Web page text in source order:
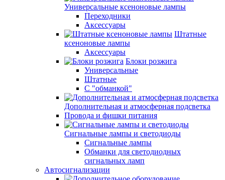
Универсальные ксеноновые лампы
Переходники
Аксессуары
Штатные
ксеноновые лампы
Аксессуары
Блоки розжига
Универсальные
Штатные
С "обманкой"
Дополнительная и атмосферная подсветка
Провода и фишки питания
Cигнальные лампы и светодиоды
Сигнальные лампы
Обманки для светодиодных
сигнальных ламп
Автосигнализации